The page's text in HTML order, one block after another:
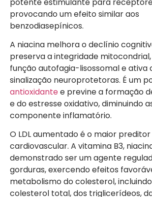
provocando um efeito similar aos
benzodiasepínicos.
A niacina melhora o declínio
preserva a integridade
função autofagia-lisossomal e ativa
sinalização neuroprotetoras. É um
antioxidantee previne a formação
e do estresse oxidativo, diminuindo
componente inflamatório.
O LDL aumentado é o maior
cardiovascular. A vitamina B3,
demonstrado ser um agente
gorduras, exercendo efeitos
metabolismo do colesterol,
colesterol total, dos triglicerídeos, da